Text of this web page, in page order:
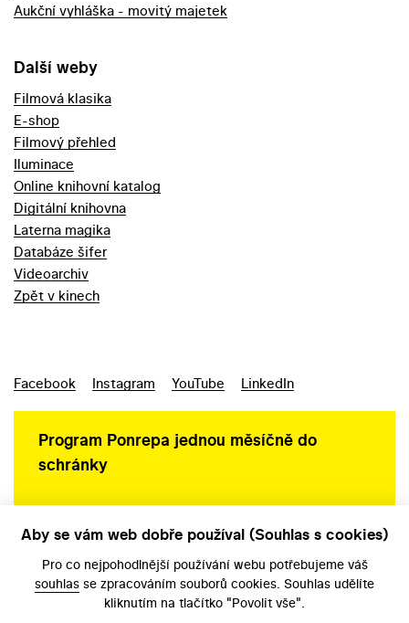
Aukční vyhláška - movitý majetek
Další weby
Filmová klasika
E-shop
Filmový přehled
Iluminace
Online knihovní katalog
Digitální knihovna
Laterna magika
Databáze šifer
Videoarchiv
Zpět v kinech
Facebook Instagram YouTube LinkedIn
Program Ponrepa jednou měsíčně do
schránky
Aby se vám web dobře používal (Souhlas s cookies)
Pro co nejpohodlnější používání webu potřebujeme váš
souhlas se zpracováním souborů cookies. Souhlas udělíte
kliknutím na tlačítko "Povolit vše".